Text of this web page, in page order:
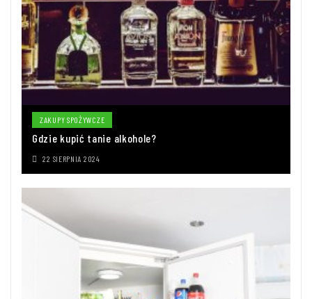
ZAKUPY SPOŻYWCZE
Gdzie kupić tanie alkohole?
22 SIERPNIA 2024